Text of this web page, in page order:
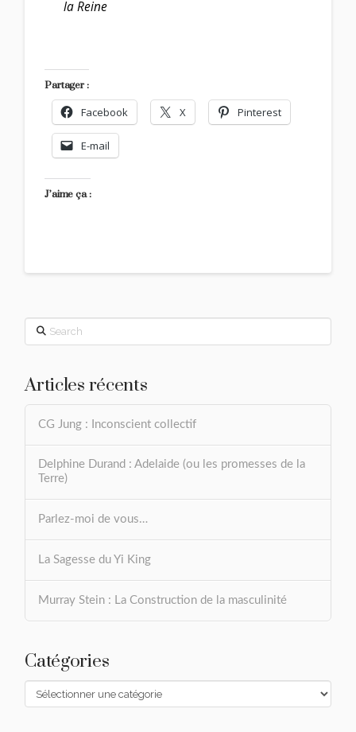
la Reine
Partager :
Facebook X Pinterest
E-mail
J’aime ça :
Search
Articles récents
CG Jung : Inconscient collectif
Delphine Durand : Adelaide (ou les promesses de la
Terre)
Parlez-moi de vous…
La Sagesse du Yi King
Murray Stein : La Construction de la masculinité
Catégories
Catégories